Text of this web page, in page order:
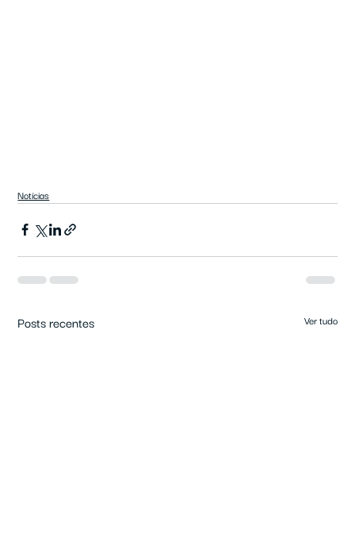
Notícias
Posts recentes Ver tudo